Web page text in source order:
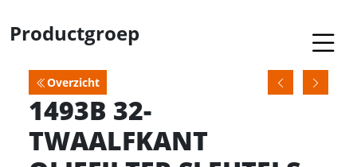
Productgroep
Overzicht
1493B 32-
TWAALFKANT